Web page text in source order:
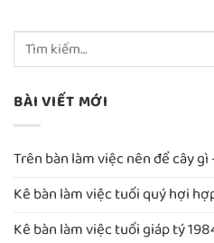
BÀI VIẾT MỚI
Trên bàn làm việc nên để cây
Kê bàn làm việc tuổi quý hợi
Kê bàn làm việc tuổi giáp tý